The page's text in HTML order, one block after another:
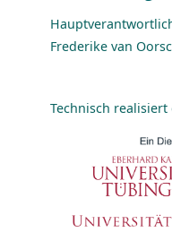
Frederike van
Technisch realisiert